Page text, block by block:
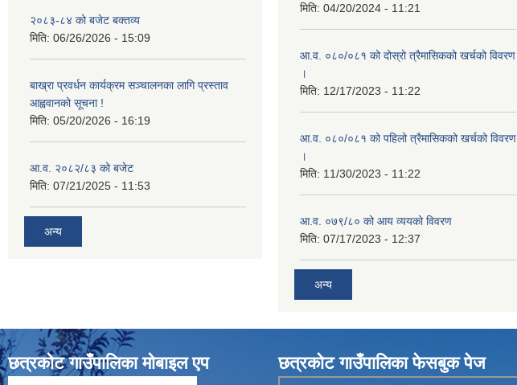
२०८३-८४ को बजेट बक्तव्य
मिति: 06/26/2026 - 15:09
बाख्रा प्रवर्धन कार्यक्रम सञ्चालनका लागि प्रस्ताव
आह्ववानको सूचना !
मिति: 05/20/2026 - 16:19
आ.व. २०८२/८३ को बजेट
मिति: 07/21/2025 - 11:53
अन्य
मिति: 04/20/2024 - 11:21
आ.व. ०८०/०८१ को दोस्रो त्रैमासिकको खर्चको विवरण
।
मिति: 12/17/2023 - 11:22
आ.व. ०८०/०८१ को पहिलो त्रैमासिकको खर्चको विवरण
।
मिति: 11/30/2023 - 11:22
आ.व. ०७९/८० को आय व्ययको विवरण
मिति: 07/17/2023 - 12:37
अन्य
छत्रकोट गाउँपालिका मोबाइल एप छत्रकोट गाउँपालिका फेसबुक पेज